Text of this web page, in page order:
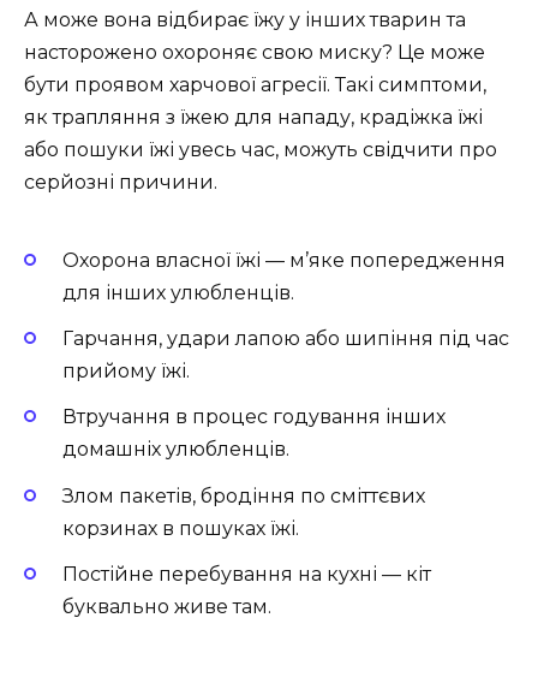
А може вона відбирає їжу у інших тварин та
насторожено охороняє свою миску? Це може
бути проявом харчової агресії. Такі симптоми,
як трапляння з їжею для нападу, крадіжка їжі
або пошуки їжі увесь час, можуть свідчити про
серйозні причини.
Охорона власної їжі — м’яке попередження
для інших улюбленців.
Гарчання, удари лапою або шипіння під час
прийому їжі.
Втручання в процес годування інших
домашніх улюбленців.
Злом пакетів, бродіння по сміттєвих
корзинах в пошуках їжі.
Постійне перебування на кухні — кіт
буквально живе там.